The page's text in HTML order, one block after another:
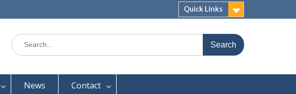
Quick Links
News Contact